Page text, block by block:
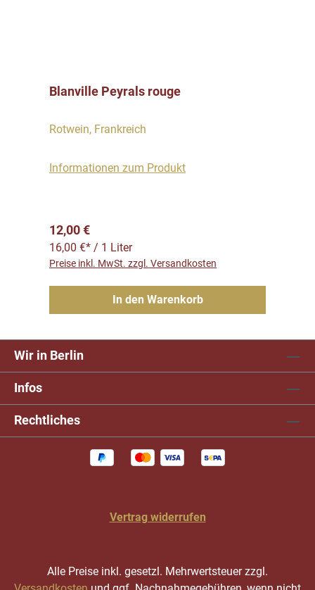
Blanville Peyrals rouge
Rotwein, Frankreich
Informationen zum Produkt
Regulärer Preis:
12,00 €
16,00 €* / 1 Liter
Preise inkl. MwSt. zzgl. Versandkosten
In den Warenkorb
Wir in Berlin
Infos
Rechtliches
Vertrag widerrufen
Alle Preise inkl. gesetzl. Mehrwertsteuer zzgl.